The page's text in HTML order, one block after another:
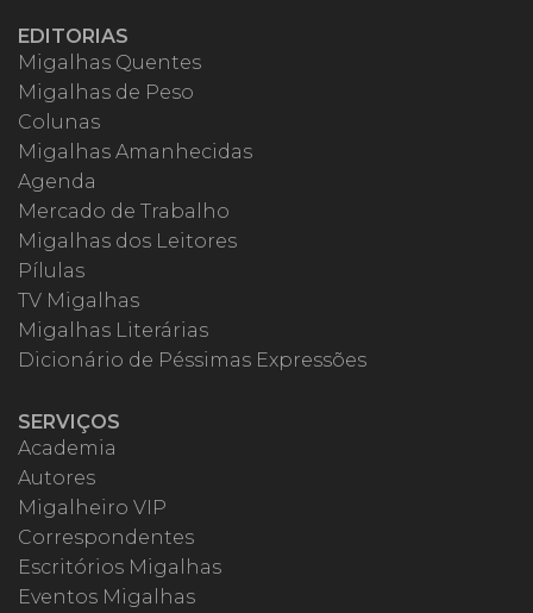
EDITORIAS
Migalhas Quentes
Migalhas de Peso
Colunas
Migalhas Amanhecidas
Agenda
Mercado de Trabalho
Migalhas dos Leitores
Pílulas
TV Migalhas
Migalhas Literárias
Dicionário de Péssimas Expressões
SERVIÇOS
Academia
Autores
Migalheiro VIP
Correspondentes
Escritórios Migalhas
Eventos Migalhas